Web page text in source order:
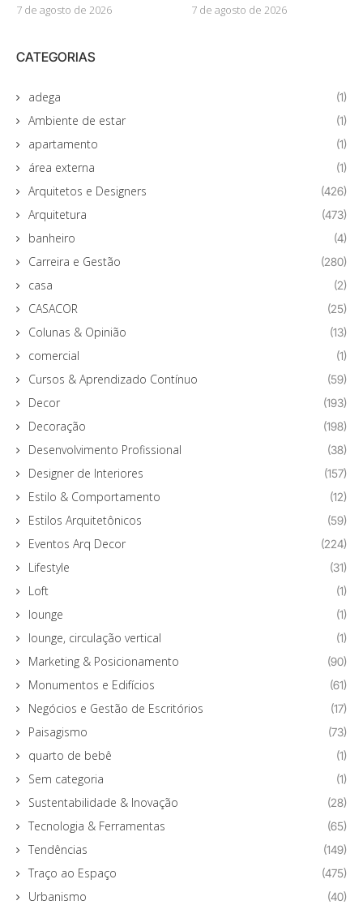
7 de agosto de 2026 7 de agosto de 2026
CATEGORIAS
adega (1)
Ambiente de estar (1)
apartamento (1)
área externa (1)
Arquitetos e Designers (426)
Arquitetura (473)
banheiro (4)
Carreira e Gestão (280)
casa (2)
CASACOR (25)
Colunas & Opinião (13)
comercial (1)
Cursos & Aprendizado Contínuo (59)
Decor (193)
Decoração (198)
Desenvolvimento Profissional (38)
Designer de Interiores (157)
Estilo & Comportamento (12)
Estilos Arquitetônicos (59)
Eventos Arq Decor (224)
Lifestyle (31)
Loft (1)
lounge (1)
lounge, circulação vertical (1)
Marketing & Posicionamento (90)
Monumentos e Edifícios (61)
Negócios e Gestão de Escritórios (17)
Paisagismo (73)
quarto de bebê (1)
Sem categoria (1)
Sustentabilidade & Inovação (28)
Tecnologia & Ferramentas (65)
Tendências (149)
Traço ao Espaço (475)
Urbanismo (40)